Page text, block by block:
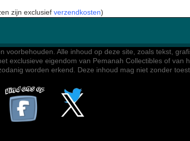
zijn exclusief verzendkosten)
voorbehouden. Alle inhoud op deze site, zoals tekst,
exclusieve eigendom van Pemanah Collectibles of van
worden erkend. Deze inhoud mag niet zonder